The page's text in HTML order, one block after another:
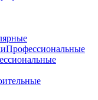
Профессиональные